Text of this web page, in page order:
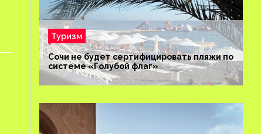
Туризм
Сочи не будет сертифицировать пляжи по
системе «Голубой флаг»